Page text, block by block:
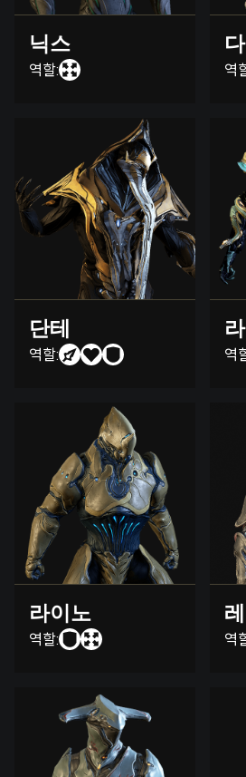
닉스
역할: 역
단테
역할: 역
라이노
역할: 역